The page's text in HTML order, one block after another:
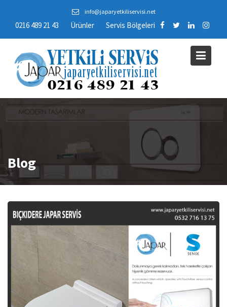
content
info@japaryetkiliservisi.net
0216 489 21 43 Ürünler Servis Bölgeleri
Blog